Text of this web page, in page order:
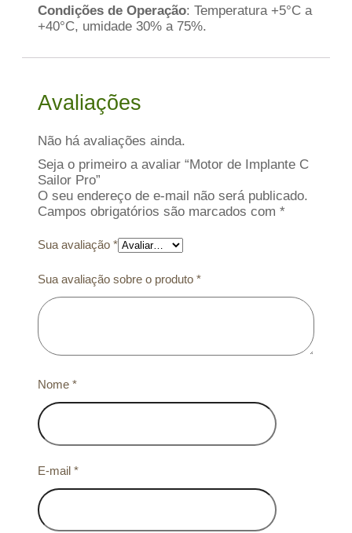
Condições de Operação: Temperatura +5°C a
+40°C, umidade 30% a 75%.
Avaliações
Não há avaliações ainda.
Seja o primeiro a avaliar “Motor de Implante C
Sailor Pro”
O seu endereço de e-mail não será publicado.
Campos obrigatórios são marcados com *
Sua avaliação *
Sua avaliação sobre o produto *
Nome *
E-mail *